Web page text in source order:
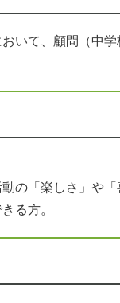
いて、顧問（中
の「楽しさ」や
る方。